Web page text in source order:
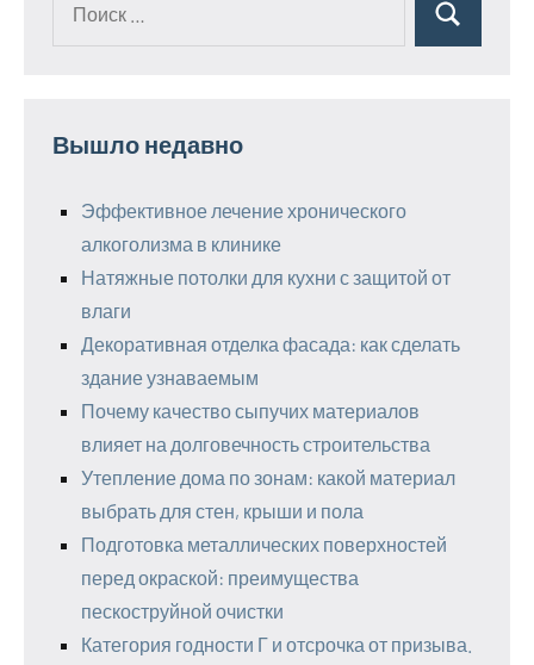
Поиск
Вышло недавно
Эффективное лечение хронического
алкоголизма в клинике
Натяжные потолки для кухни с защитой от
влаги
Декоративная отделка фасада: как сделать
здание узнаваемым
Почему качество сыпучих материалов
влияет на долговечность строительства
Утепление дома по зонам: какой материал
выбрать для стен, крыши и пола
Подготовка металлических поверхностей
перед окраской: преимущества
пескоструйной очистки
Категория годности Г и отсрочка от призыва.